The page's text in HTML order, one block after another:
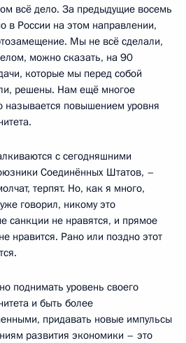
всё дело. За предыдущие восемь
в России на этом направлении,
Мы не всё сделали,
можно сказать, на 90
которые мы перед собой
решены. Нам ещё многое
называется повышением уровня
с сегодняшними
Соединённых Штатов, –
терпят. Но, как я много,
говорил, никому это
санкции не нравятся, и прямое
нравится. Рано или поздно этот
поднимать уровень своего
и быть более
придавать новые импульсы
развития экономики – это